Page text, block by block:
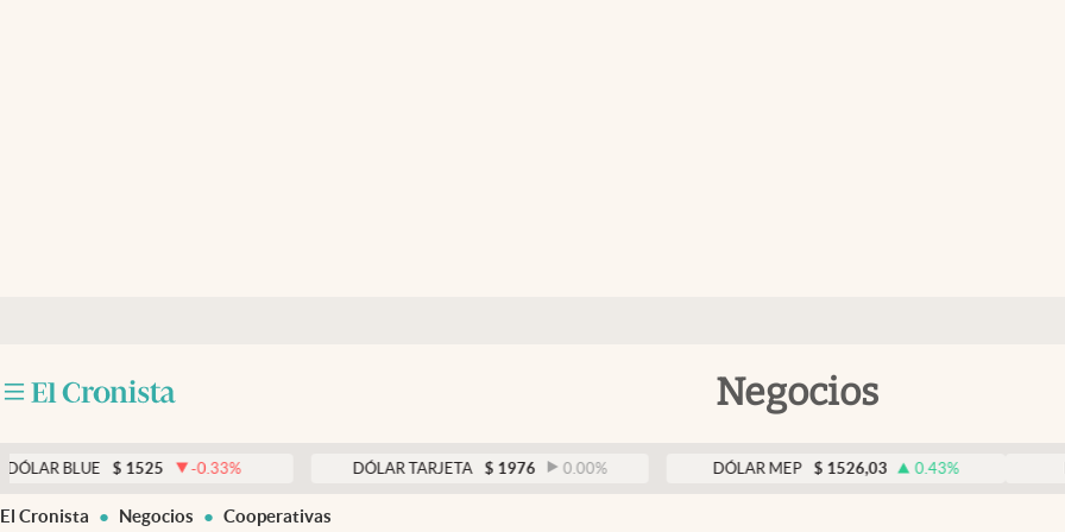
Negocios
$ 1525 -0.33% DÓLAR TARJETA $ 1976 0.00% DÓLAR MEP $ 1526,03 0.43% DÓLAR
El Cronista Negocios Cooperativas